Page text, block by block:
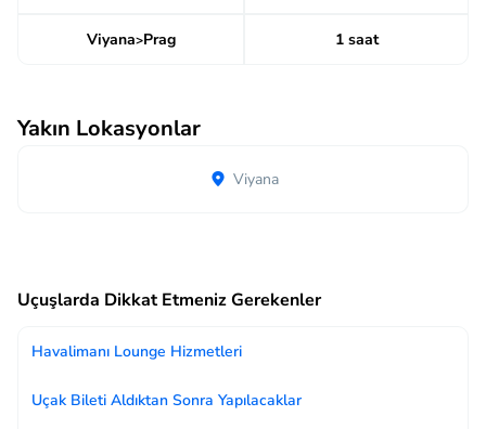
Viyana>Prag 1 saat
Yakın Lokasyonlar
Viyana
Uçuşlarda Dikkat Etmeniz Gerekenler
Havalimanı Lounge Hizmetleri
Uçak Bileti Aldıktan Sonra Yapılacaklar